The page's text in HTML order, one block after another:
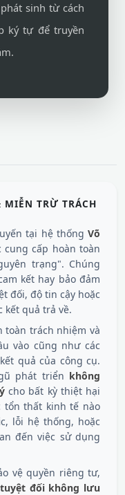
sinh từ cách
ký tự để truyền
TRỪ TRÁCH
tại hệ thống Võ
cấp hoàn toàn
trạng". Chúng
kết hay bảo đảm
đối, độ tin cậy hoặc
kết quả trả về.
trách nhiệm và
vào cũng như các
quả của công cụ.
phát triển không
cho bất kỳ thiệt hại
tổn thất kinh tế nào
lỗi hệ thống, hoặc
đến việc sử dụng
vệ quyền riêng tư,
tuyệt đối không lưu